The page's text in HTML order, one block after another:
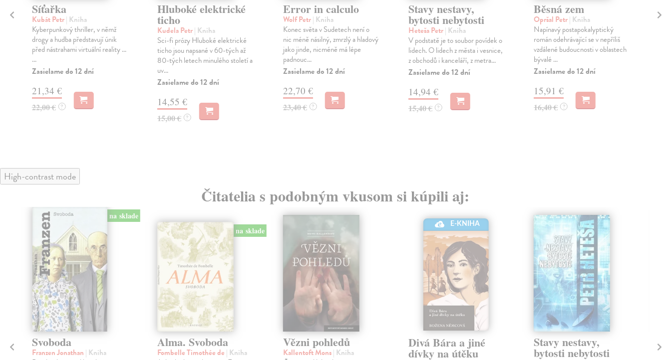
Síťařka
Kubát Petr| Kniha
Kyberpunkový thriller, v němž
drogy a hudba představují únik
před nástrahami virtuální reality ...
...
Zasielame do 12 dní
21,34 €
22,00 € ?
Hluboké elektrické
ticho
Kudela Petr| Kniha
Sci-fi prózy Hluboké elektrické
ticho jsou napsané v 60-tých až
80-tých letech minulého století a
uv...
Zasielame do 12 dní
14,55 €
15,00 € ?
Error in calculo
Wolf Petr| Kniha
Konec světa v Sudetech není o
nic méně násilný, zmrzlý a hladový
jako jinde, nicméně má lépe
padnouc...
Zasielame do 12 dní
22,70 €
23,40 € ?
Stavy nestavy,
bytosti nebytosti
Heteša Petr| Kniha
V podstatě je to soubor povídek o
lidech. O lidech z města i vesnice,
z obchodů i kanceláří, z metra...
Zasielame do 12 dní
14,94 €
15,40 € ?
Běsná zem
Opršal Petr| Kniha
Napínavý postapokalyptický
román odehrávající se v nepříliš
vzdálené budoucnosti v oblastech
bývalé ...
Zasielame do 12 dní
15,91 €
16,40 € ?
High-contrast mode
Čitatelia s podobným vkusom si kúpili aj:
na sklade
Svoboda
Franzen Jonathan | Kniha
na sklade
Alma. Svoboda
Fombelle Timothée de | Kniha
Vězni pohledů
Kallentoft Mons| Kniha
E-KNIHA
Divá Bára a jiné
dívky na útěku
Stavy nestavy,
bytosti nebytosti